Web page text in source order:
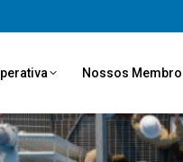
Nossos